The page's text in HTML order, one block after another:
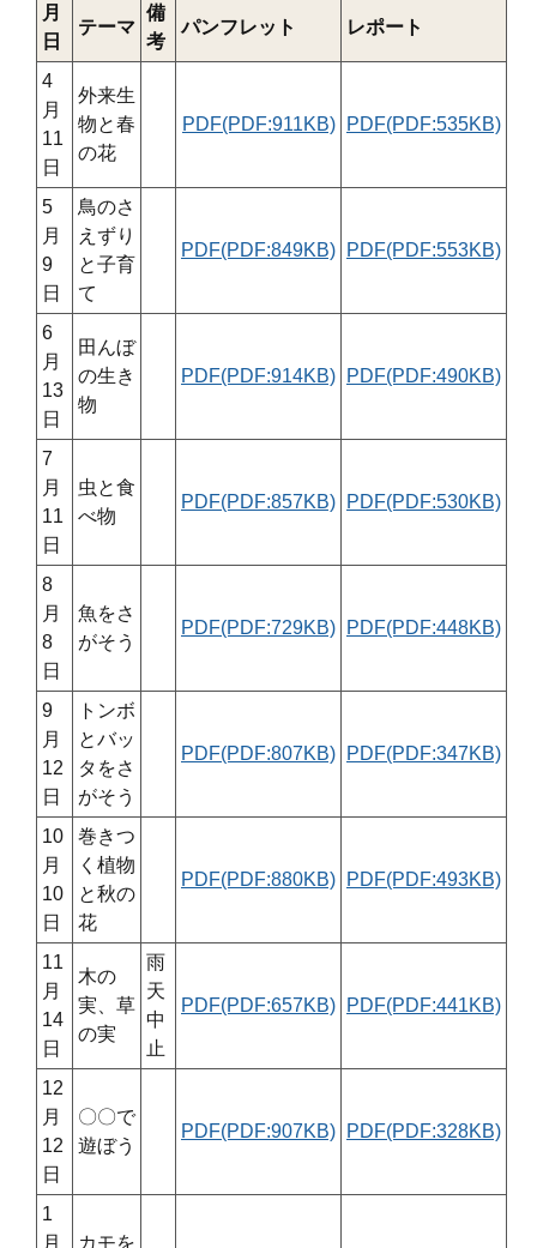
月
日
テーマ
備
考
パンフレット レポート
4
月
11
日
外来生
物と春
の花
PDF(PDF:911KB) PDF(PDF:535KB)
5
月
9
日
鳥のさ
えずり
と子育
て
PDF(PDF:849KB) PDF(PDF:553KB)
6
月
13
日
田んぼ
の生き
物
PDF(PDF:914KB) PDF(PDF:490KB)
7
月
11
日
虫と食
べ物
PDF(PDF:857KB) PDF(PDF:530KB)
8
月
8
日
魚をさ
がそう
PDF(PDF:729KB) PDF(PDF:448KB)
9
月
12
日
トンボ
とバッ
タをさ
がそう
PDF(PDF:807KB) PDF(PDF:347KB)
10
月
10
日
巻きつ
く植物
と秋の
花
PDF(PDF:880KB) PDF(PDF:493KB)
11
月
14
日
木の
実、草
の実
雨
天
中
止
PDF(PDF:657KB) PDF(PDF:441KB)
12
月
12
日
〇〇で
遊ぼう
PDF(PDF:907KB) PDF(PDF:328KB)
1
月
カモを